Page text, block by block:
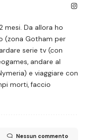
mesi. Da allora ho
(zona Gotham per
serie tv (con
andare al
e viaggiare con
morti, faccio
Nessun commento